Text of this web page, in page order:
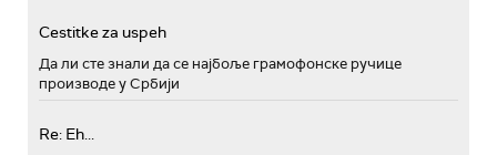
Cestitke za uspeh
Да ли сте знали да се најбоље грамофонске ручице
производе у Србији
Re: Eh...